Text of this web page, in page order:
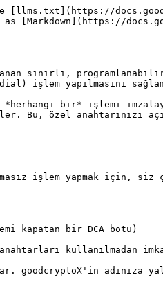
[llms.txt](https://
[Markdown](https://
sınırlı,
işlem yapılmasını
*herhangi bir* işlemi
özel anahtarınızı
işlem yapmak için,
kapatan bir DCA botu)
kullanılmadan
goodcryptoX'in